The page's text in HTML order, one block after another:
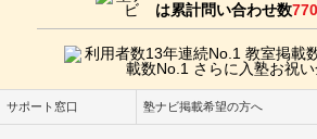
は累計問い合わせ数
サポート窓口 塾ナビ掲載希望の方へ